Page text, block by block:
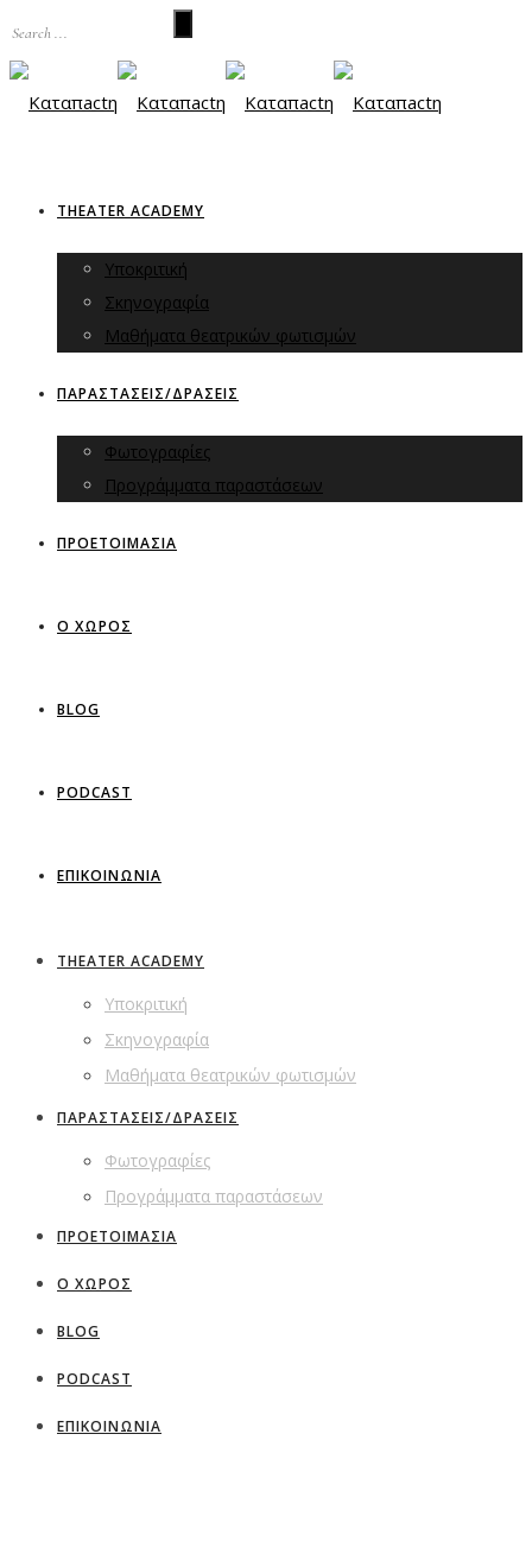
THEATER ACADEMY
Υποκριτική
Σκηνογραφία
Μαθήματα θεατρικών φωτισμών
ΠΑΡΑΣΤΑΣΕΙΣ/ΔΡΑΣΕΙΣ
Φωτογραφίες
Προγράμματα παραστάσεων
ΠΡΟΕΤΟΙΜΑΣΙΑ
Ο ΧΩΡΟΣ
BLOG
PODCAST
ΕΠΙΚΟΙΝΩΝΙΑ
THEATER ACADEMY
Υποκριτική
Σκηνογραφία
Μαθήματα θεατρικών φωτισμών
ΠΑΡΑΣΤΑΣΕΙΣ/ΔΡΑΣΕΙΣ
Φωτογραφίες
Προγράμματα παραστάσεων
ΠΡΟΕΤΟΙΜΑΣΙΑ
Ο ΧΩΡΟΣ
BLOG
PODCAST
ΕΠΙΚΟΙΝΩΝΙΑ